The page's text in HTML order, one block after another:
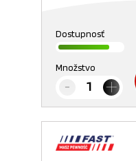
Dostupnosť
Množstvo